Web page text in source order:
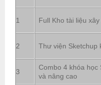
1 Full Kho tài liệu
2 Thư viện Sketchup
3
Combo 4 khóa học
và nâng cao